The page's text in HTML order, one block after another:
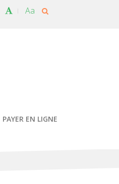
Aa
PAYER EN LIGNE